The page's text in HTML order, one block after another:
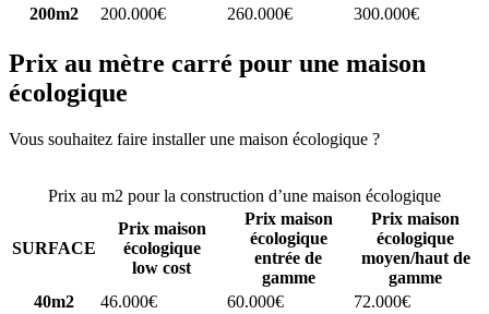
200m2
200.000€ 260.000€ 300.000€
Prix au mètre carré pour une maison
écologique
Vous souhaitez faire installer une maison écologique ?
Prix au m2 pour la construction d’une maison écologique
SURFACE
Prix maison
écologique
low cost
Prix maison
écologique
entrée de
gamme
Prix maison
écologique
moyen/haut de
gamme
40m2
46.000€ 60.000€
72.000€